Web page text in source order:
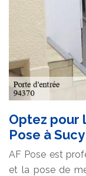
Optez pour
Pose à
AF Pose est
et la pose de